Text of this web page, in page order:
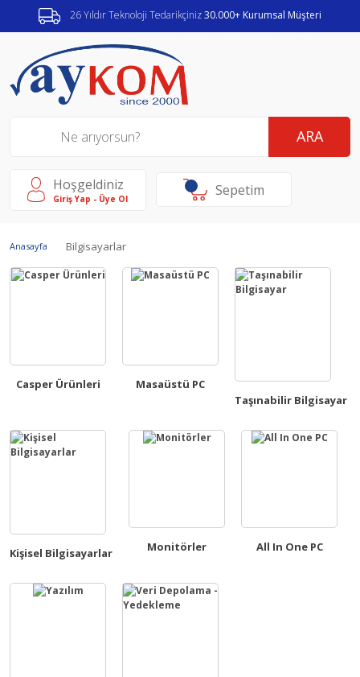
26 Yıldır Teknoloji Tedarikçiniz30.000+ Kurumsal Müşteri
ARA
Hoşgeldiniz
Giriş Yap - Üye Ol Sepetim
Anasayfa Bilgisayarlar
Casper Ürünleri
Masaüstü PC
Taşınabilir Bilgisayar
Kişisel Bilgisayarlar Monitörler All In One PC